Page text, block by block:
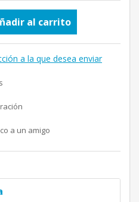
al carrito
a la que desea enviar
a un amigo